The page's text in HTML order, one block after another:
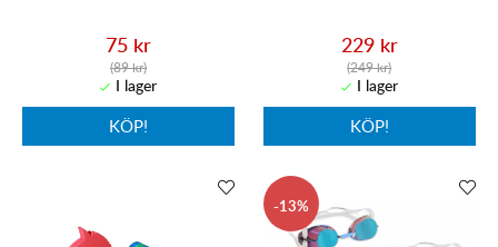
75 kr
(89 kr)
KÖP!
229 kr
(249 kr)
KÖP!
13